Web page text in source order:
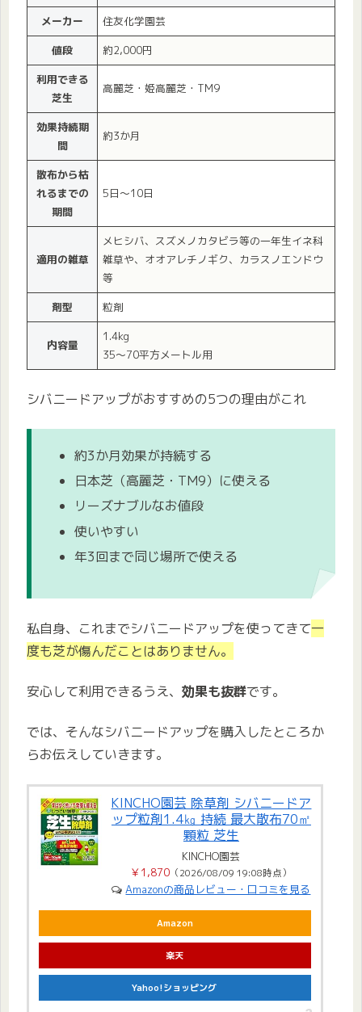
メーカー
住友化学園芸
値段
約2,000円
利用できる
芝生
高麗芝・姫高麗芝・TM9
効果持続期
間
約3か月
散布から枯
れるまでの
期間
5日〜10日
適用の雑草
メヒシバ、スズメノカタビラ等の一年生イネ科
雑草や、オオアレチノギク、カラスノエンドウ
等
剤型
粒剤
内容量
1.4kg
35〜70平方メートル用
シバニードアップがおすすめの5つの理由がこれ
約3か月効果が持続する
日本芝（高麗芝・TM9）に使える
リーズナブルなお値段
使いやすい
年3回まで同じ場所で使える
私自身、これまでシバニードアップを使ってきて一
度も芝が傷んだことはありません。
安心して利用できるうえ、 効果も抜群です。
では、そんなシバニードアップを購入したところか
らお伝えしていきます。
KINCHO園芸 除草剤 シバニードア
ップ粒剤1.4㎏ 持続 最大散布70㎡
顆粒 芝生
KINCHO園芸
￥1,870 （2026/08/09 19:08時点）
Amazonの商品レビュー・口コミを見る
Amazon
楽天
Yahoo!ショッピング